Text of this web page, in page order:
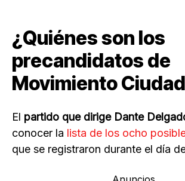
¿Quiénes son los
precandidatos de
Movimiento
El partido que dirige Dante
conocer la lista de los ocho
que se registraron durante el día